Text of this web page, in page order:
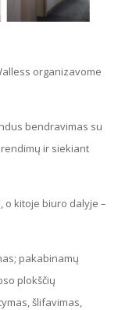
organizavome
bendravimas su
ir siekiant
o kitoje biuro dalyje –
pakabinamų
plokščių
šlifavimas,